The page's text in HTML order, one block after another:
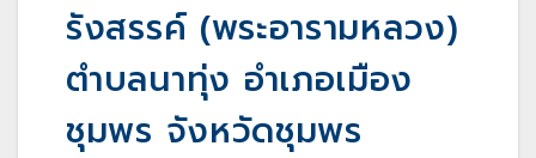
รังสรรค์ (พระอารามหลวง)
ตำบลนาทุ่ง อำเภอเมือง
ชุมพร จังหวัดชุมพร